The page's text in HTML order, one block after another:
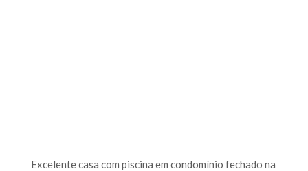
Excelente casa com piscina em condomínio fechado na